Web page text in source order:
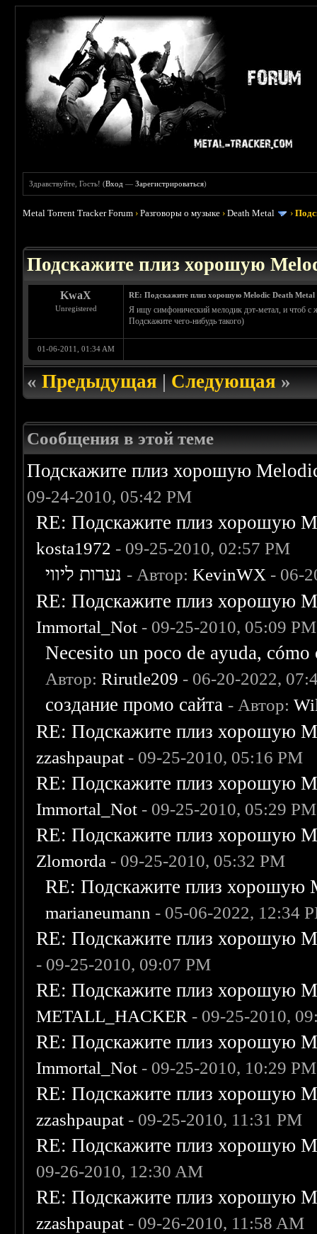
Здравствуйте, Гость! (Вход —Зарегистрироваться)
Metal Torrent Tracker Forum ›Разговоры о музыке ›Death Metal ›
Подскажите плиз хорошую
KwaX
Unregistered
RE: Подскажите плиз хорошую Melodic Death Metal
Я ищу симфонический мелодик дэт-метал, и чтоб
Подскажите чего-нибудь такого)
01-06-2011, 01:34 AM
«Предыдущая|Следующая»
Сообщения в этой теме
Подскажите плиз хорошую
09-24-2010, 05:42 PM
RE: Подскажите плиз хорошую
kosta1972 - 09-25-2010, 02:57 PM
נערות ליווי - Автор:KevinWX - 06-
RE: Подскажите плиз хорошую
Immortal_Not - 09-25-2010, 05:09 PM
Necesito un poco de ayuda,
Автор:Rirutle209 - 06-20-2022,
создание промо сайта - Автор:
RE: Подскажите плиз хорошую
zzashpaupat - 09-25-2010, 05:16 PM
RE: Подскажите плиз хорошую
Immortal_Not - 09-25-2010, 05:29 PM
RE: Подскажите плиз хорошую
Zlomorda - 09-25-2010, 05:32 PM
RE: Подскажите плиз хорошую
marianeumann - 05-06-2022, 12:34
RE: Подскажите плиз хорошую
- 09-25-2010, 09:07 PM
RE: Подскажите плиз хорошую
METALL_HACKER - 09-25-2010,
RE: Подскажите плиз хорошую
Immortal_Not - 09-25-2010, 10:29 PM
RE: Подскажите плиз хорошую
zzashpaupat - 09-25-2010, 11:31 PM
RE: Подскажите плиз хорошую
09-26-2010, 12:30 AM
RE: Подскажите плиз хорошую
zzashpaupat - 09-26-2010, 11:58 AM